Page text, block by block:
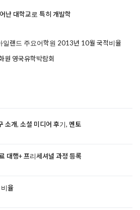
난 대학교로 특히 개발학
일랜드 주요어학원 2013년 10월 국적비율
원 영국유학박람회
소개, 소셜 미디어 후기, 멘토
대행+ 프리세셔널 과정 등록
율